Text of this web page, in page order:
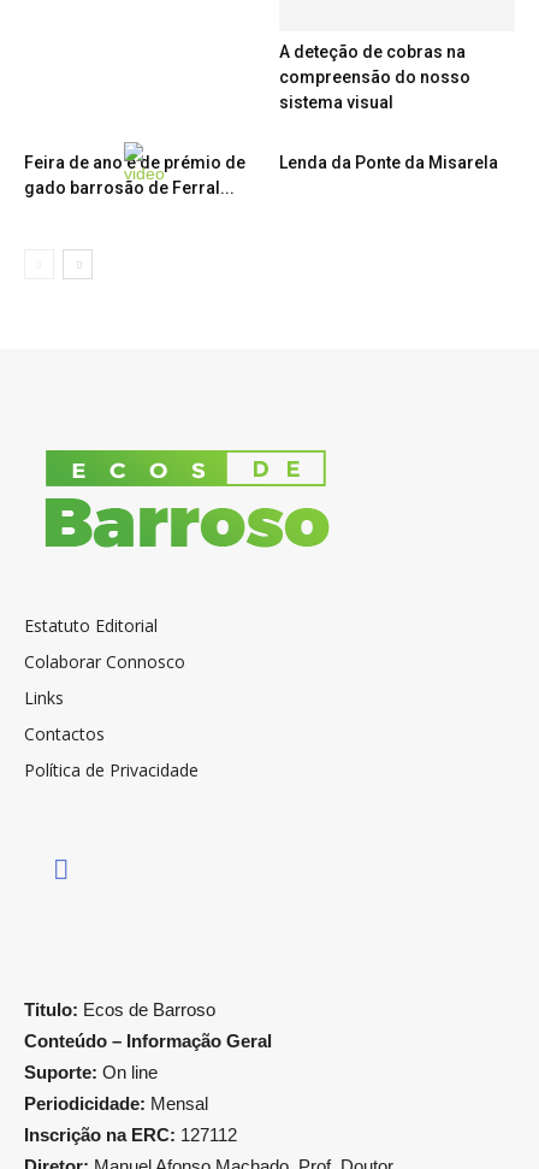
A deteção de cobras na
compreensão do nosso
sistema visual
Feira de ano e de prémio de
gado barrosão de Ferral...
Lenda da Ponte da Misarela
Estatuto Editorial
Colaborar Connosco
Links
Contactos
Política de Privacidade
Titulo: Ecos de Barroso
Conteúdo – Informação Geral
Suporte: On line
Periodicidade: Mensal
Inscrição na ERC: 127112